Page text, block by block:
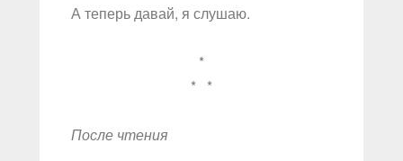
А теперь давай, я слушаю.
*
* *
После чтения